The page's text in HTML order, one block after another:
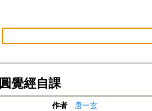
圓覺經自課
作者
唐一玄